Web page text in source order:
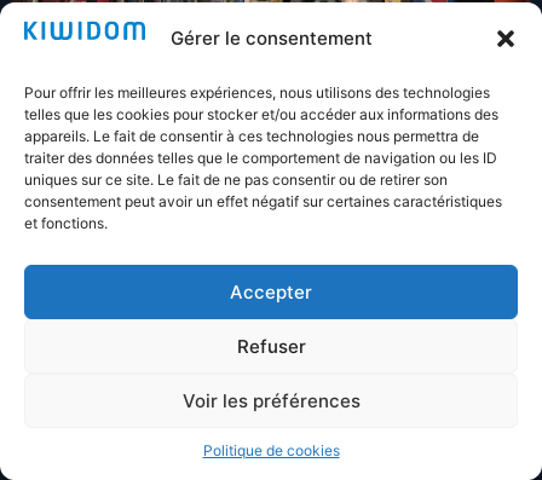
Gérer le consentement
Pour offrir les meilleures expériences, nous utilisons des technologies
telles que les cookies pour stocker et/ou accéder aux informations des
appareils. Le fait de consentir à ces technologies nous permettra de
traiter des données telles que le comportement de navigation ou les ID
uniques sur ce site. Le fait de ne pas consentir ou de retirer son
consentement peut avoir un effet négatif sur certaines caractéristiques
et fonctions.
Accepter
Refuser
Voir les préférences
Politique de cookies
Actualités similaires